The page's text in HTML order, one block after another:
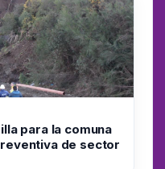
para la comuna
de sector